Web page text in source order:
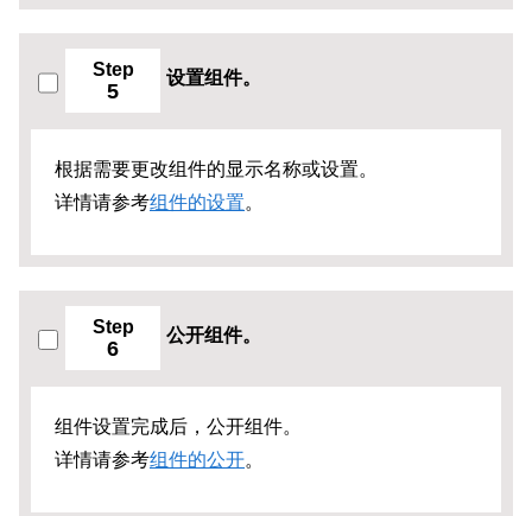
Step
5
设置组件。
根据需要更改组件的显示名称或设置。
详情请参考组件的设置。
Step
6
公开组件。
组件设置完成后，公开组件。
详情请参考组件的公开。